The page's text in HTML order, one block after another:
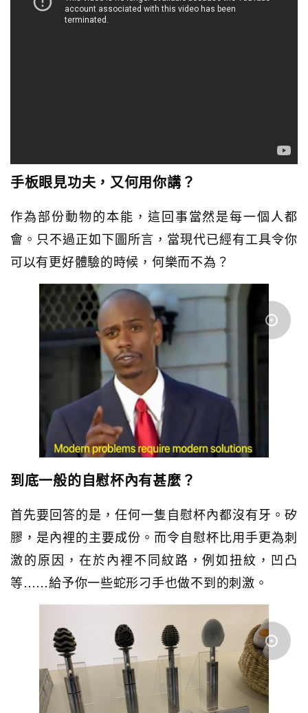
手板眼見功夫，又何用你講？
作為部份動物的本能，這回事當然是每一個人都
會。只不過正如下圖所言，當現代已經有工具令你
可以有更好體驗的時候，何樂而不為？
到底一般的自慰杯內有甚麼？
首先要回答的是，任何一隻自慰杯內都沒有牙。矽
膠，是內裡的主要成份。而令自慰杯比用手更為刺
激的原因，在於內裡不同紋路，例如扭紋，凹凸
等……給予你一些蛇形刁手也做不到的刺激。